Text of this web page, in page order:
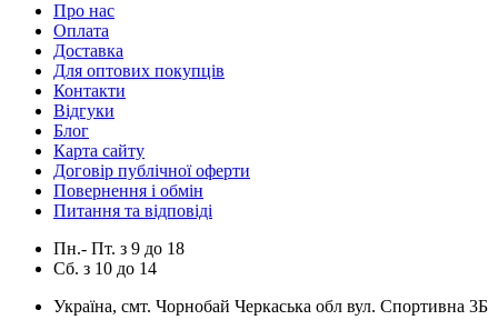
Про нас
Оплата
Доставка
Для оптових покупців
Контакти
Відгуки
Блог
Карта сайту
Договір публічної оферти
Повернення і обмін
Питання та відповіді
Пн.- Пт. з 9 до 18
Сб. з 10 до 14
Україна, смт. Чорнобай Черкаська обл вул. Спортивна 3Б